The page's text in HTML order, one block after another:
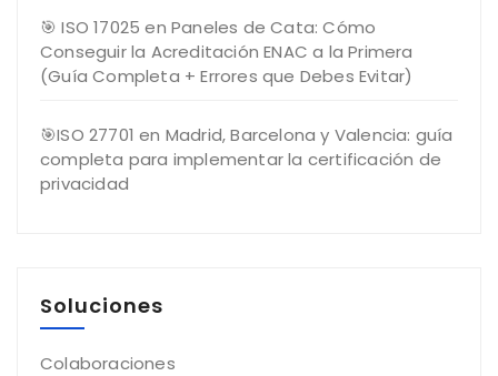
🎯 ISO 17025 en Paneles de Cata: Cómo
Conseguir la Acreditación ENAC a la Primera
(Guía Completa + Errores que Debes Evitar)
🎯ISO 27701 en Madrid, Barcelona y Valencia: guía
completa para implementar la certificación de
privacidad
Soluciones
Colaboraciones